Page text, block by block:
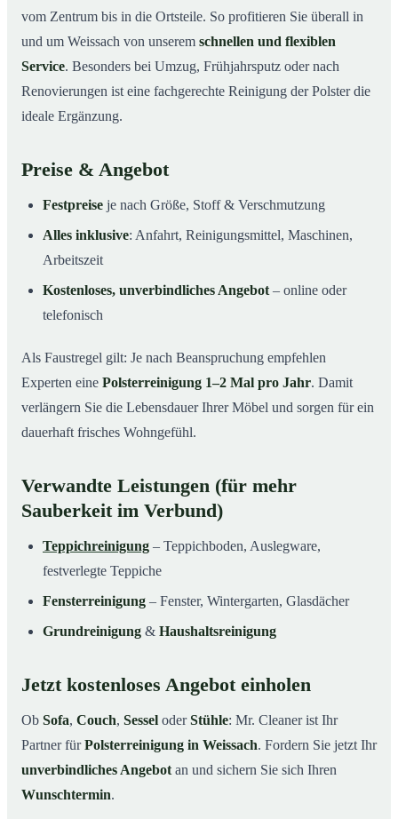
vom Zentrum bis in die Ortsteile. So profitieren Sie überall in
und um Weissach von unserem schnellen und flexiblen
Service. Besonders bei Umzug, Frühjahrsputz oder nach
Renovierungen ist eine fachgerechte Reinigung der Polster die
ideale Ergänzung.
Preise & Angebot
Festpreise je nach Größe, Stoff & Verschmutzung
Alles inklusive: Anfahrt, Reinigungsmittel, Maschinen,
Arbeitszeit
Kostenloses, unverbindliches Angebot – online oder
telefonisch
Als Faustregel gilt: Je nach Beanspruchung empfehlen
Experten eine Polsterreinigung 1–2 Mal pro Jahr. Damit
verlängern Sie die Lebensdauer Ihrer Möbel und sorgen für ein
dauerhaft frisches Wohngefühl.
Verwandte Leistungen (für mehr
Sauberkeit im Verbund)
Teppichreinigung – Teppichboden, Auslegware,
festverlegte Teppiche
Fensterreinigung – Fenster, Wintergarten, Glasdächer
Grundreinigung & Haushaltsreinigung
Jetzt kostenloses Angebot einholen
Ob Sofa, Couch, Sessel oderStühle: Mr. Cleaner ist Ihr
Partner fürPolsterreinigung in Weissach. Fordern Sie jetzt Ihr
unverbindliches Angebot an und sichern Sie sich Ihren
Wunschtermin.